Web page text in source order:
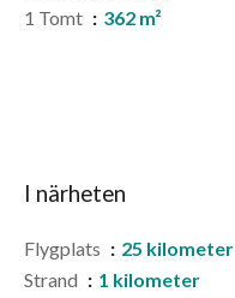
1 Tomt
362 m²
I närheten
Flygplats
25 kilometer
Strand
1 kilometer